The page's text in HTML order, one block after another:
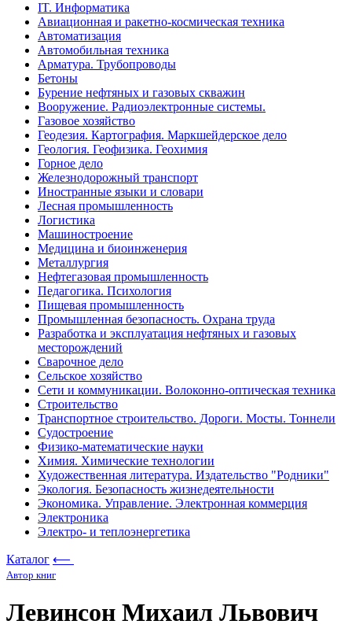
IT. Информатика
Авиационная и ракетно-космическая техника
Автоматизация
Автомобильная техника
Арматура. Трубопроводы
Бетоны
Бурение нефтяных и газовых скважин
Вооружение. Радиоэлектронные системы.
Газовое хозяйство
Геодезия. Картография. Маркшейдерское дело
Геология. Геофизика. Геохимия
Горное дело
Железнодорожный транспорт
Иностранные языки и словари
Лесная промышленность
Логистика
Машиностроение
Медицина и биоинженерия
Металлургия
Нефтегазовая промышленность
Педагогика. Психология
Пищевая промышленность
Промышленная безопасность. Охрана труда
Разработка и эксплуатация нефтяных и газовых
месторождений
Сварочное дело
Сельское хозяйство
Сети и коммуникации. Волоконно-оптическая техника
Строительство
Транспортное строительство. Дороги. Мосты. Тоннели
Судостроение
Физико-математические науки
Химия. Химические технологии
Художественная литература. Издательство "Родники"
Экология. Безопасность жизнедеятельности
Экономика. Управление. Электронная коммерция
Электроника
Электро- и теплоэнергетика
Каталог ⟵
Автор книг
Левинсон Михаил Львович